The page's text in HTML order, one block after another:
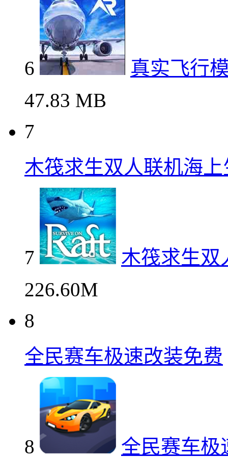
6
真实飞行
47.83 MB
7
木筏求生双人联机海
7
木筏求生双
226.60M
8
全民赛车极速改装免费
8 全民赛车极